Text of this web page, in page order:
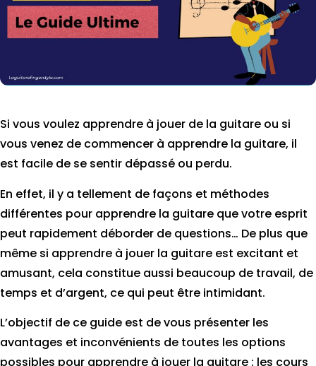
Si vous voulez apprendre à jouer de la guitare ou si
vous venez de commencer à apprendre la guitare, il
est facile de se sentir dépassé ou perdu.
En effet, il y a tellement de façons et méthodes
différentes pour apprendre la guitare que votre esprit
peut rapidement déborder de questions… De plus que
même si apprendre à jouer la guitare est excitant et
amusant, cela constitue aussi beaucoup de travail, de
temps et d’argent, ce qui peut être intimidant.
L’objectif de ce guide est de vous présenter les
avantages et inconvénients de toutes les options
possibles pour apprendre à jouer la guitare : les cours